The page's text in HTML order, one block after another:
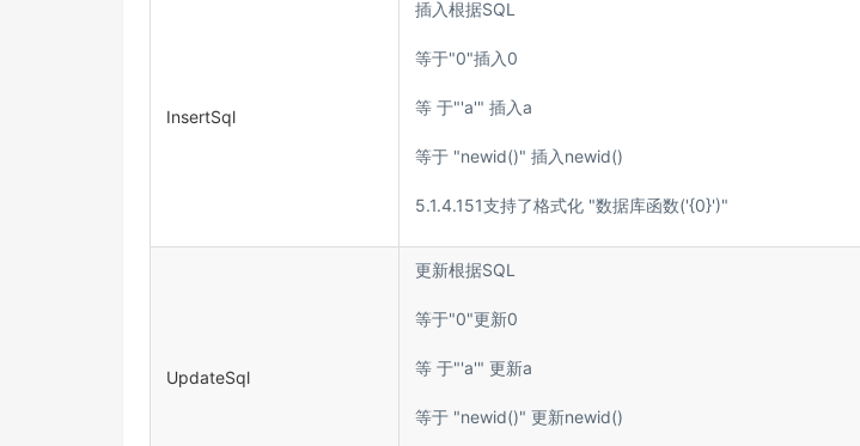
InsertSql
插入根据SQL
等于"0"插入0
等 于"'a'" 插入a
等于 "newid()" 插入newid()
5.1.4.151支持了格式化 "数据库函数('{0}')"
UpdateSql
更新根据SQL
等于"0"更新0
等 于"'a'" 更新a
等于 "newid()" 更新newid()